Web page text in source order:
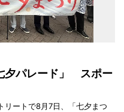
夕パレード」 スポー
リートで8月7日、「七夕まつ